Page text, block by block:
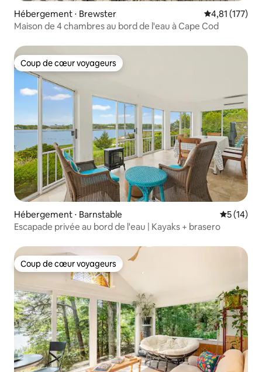
Hébergement ⋅ Brewster Évaluation
4,81 (177)
Maison de 4 chambres au bord de l'eau à Cape Cod
Coup de cœur voyageurs
Coup de cœur voyageurs
Hébergement ⋅ Barnstable
5 (14)
Escapade privée au bord de l'eau | Kayaks + brasero
Coup de cœur voyageurs
Coup de cœur voyageurs